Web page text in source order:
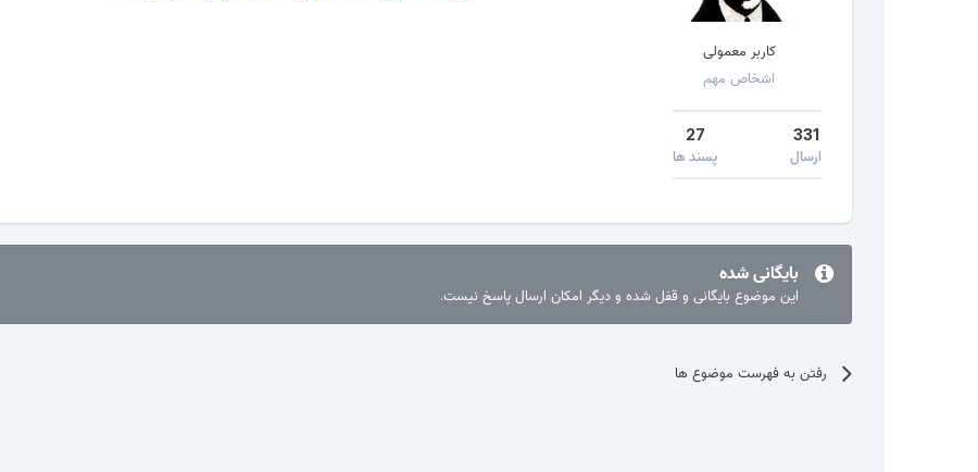
کاربر معمولی
اشخاص مهم
331
ارسال
27
پسند ها
بایگانی شده
این موضوع بایگانی و قفل شده و دیگر امکان ارسال پاسخ نیست.
رفتن به فهرست موضوع ها